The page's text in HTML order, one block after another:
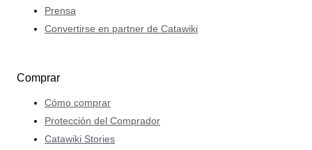
Prensa
Convertirse en partner de Catawiki
Comprar
Cómo comprar
Protección del Comprador
Catawiki Stories